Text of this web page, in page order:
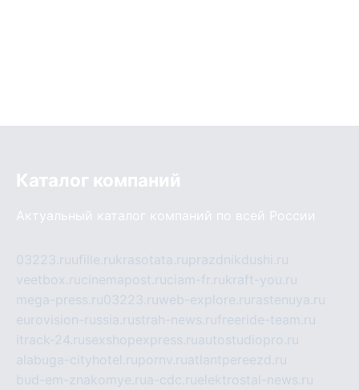
Каталог компаний
Актуальный каталог компаний по всей России
03223.ruufille.rukrasotata.ruprazdnikdushi.ru
veetbox.rucinemapost.ruciam-fr.rukraft-you.ru
mega-press.ru03223.ruweb-explore.ru rastenuya.ru
eurovision-russia.rustrah-news.rufreeride-team.ru
itrack-24.rusexshopexpress.ruautostudiopro.ru
alabuga-cityhotel.rupornv.ruatlantpereezd.ru
bud-em-znakomye.rua-cdc.ruelektrostal-news.ru